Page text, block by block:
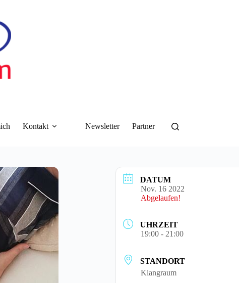
Kontakt Newsletter Partner
DATUM
Nov. 16 2022
Abgelaufen!
UHRZEIT
19:00 - 21:00
STANDORT
Klangraum